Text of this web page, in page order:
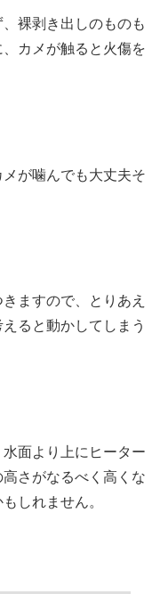
裸剥き出しのものも
カメが触ると火傷を
が噛んでも大丈夫そ
ますので、とりあえ
ると動かしてしまう
面より上にヒーター
さがなるべく高くな
しれません。